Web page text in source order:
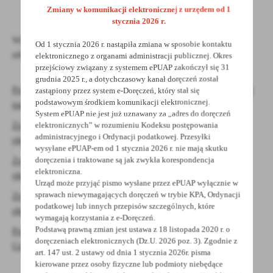
Dzięki tym plikom cookies możemy zapewnić Ci większy komfort
jej do Twoich indywidualnych preferencji. Wyrażenie zgody na
funkcjonalne i personalizacyjne pliki cookies gwarantuje
dostępność większej ilości funkcji na stronie.
Analityczne
Analityczne pliki cookies pomagają nam rozwijać się i
dostosowywać do Twoich potrzeb.
Cookies analityczne pozwalają na uzyskanie informacji w zakresie
wykorzystywania witryny internetowej, miejsca oraz częstotliwości,
z jaką odwiedzane są nasze serwisy www. Dane pozwalają nam na
ocenę naszych serwisów internetowych pod względem ich
popularności wśród użytkowników. Zgromadzone informacje są
przetwarzane w formie zanonimizowanej. Wyrażenie zgody na
analityczne pliki cookies gwarantuje dostępność wszystkich
funkcjonalności.
Więcej
Reklamowe
Dzięki reklamowym plikom cookies prezentujemy Ci najciekawsze
informacje i aktualności na stronach naszych partnerów.
Promocyjne pliki cookies służą do prezentowania Ci naszych
komunikatów na podstawie analizy Twoich upodobań oraz Twoich
zwyczajów dotyczących przeglądanej witryny internetowej. Treści
promocyjne mogą pojawić się na stronach podmiotów trzecich lub
firm będących naszymi partnerami oraz innych dostawców usług.
Firmy te działają w charakterze pośredników prezentujących nasze
Więcej
Wyniki Wyborów Samorządowych z 2018 r. są dostępne pod
adresemLINK
Protokół z wyborów do Rady Powiatu Grodziskiego z dnia 22
października 2018 r.
Zestawienie wyników głosowania i podziału mandatów w
okręgu wyborczym nr 1
Zestawienie wyników głosowania i podziału mandatów w
okręgu wyborczym nr 2
Zestawienie wyników głosowania i podziału mandatów w
okręgu wyborczym nr 3
Protokół zbiorczy wyników głosowania na obszarze Powiatu
Grodziskiego, Okręg nr 6
Zmiany w komunikacji elektronicznej z urzędem od 1
stycznia 2026 r.
Od 1 stycznia 2026 r. nastąpiła zmiana w sposobie kontaktu
elektronicznego z organami administracji publicznej. Okres
przejściowy związany z systemem ePUAP zakończył się 31
grudnia 2025 r., a dotychczasowy kanał doręczeń został
zastąpiony przez system e-Doręczeń, który stał się
podstawowym środkiem komunikacji elektronicznej.
System ePUAP nie jest już uznawany za „adres do doręczeń
elektronicznych” w rozumieniu Kodeksu postępowania
administracyjnego i Ordynacji podatkowej. Przesyłki
wysyłane ePUAP-em od 1 stycznia 2026 r. nie mają skutku
doręczenia i traktowane są jak zwykła korespondencja
elektroniczna.
Urząd może przyjąć pismo wysłane przez ePUAP wyłącznie w
sprawach niewymagających doręczeń w trybie KPA, Ordynacji
podatkowej lub innych przepisów szczególnych, które
wymagają korzystania z e-Doręczeń.
Podstawą prawną zmian jest ustawa z 18 listopada 2020 r. o
doręczeniach elektronicznych (Dz.U. 2026 poz. 3). Zgodnie z
art. 147 ust. 2 ustawy od dnia 1 stycznia 2026r. pisma
kierowane przez osoby fizyczne lub podmioty niebędące